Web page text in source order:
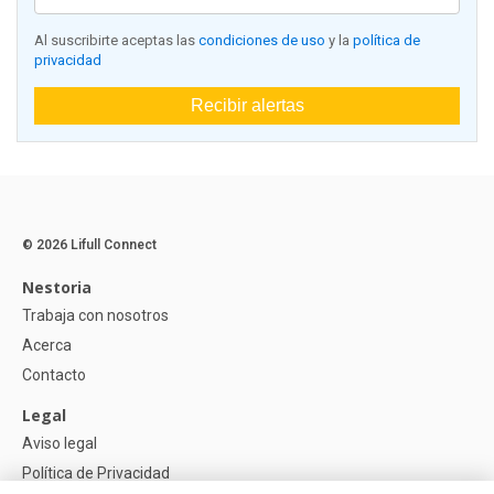
Al suscribirte aceptas las condiciones de uso y la política de
privacidad
Recibir alertas
© 2026 Lifull Connect
Nestoria
Trabaja con nosotros
Acerca
Contacto
Legal
Aviso legal
Política de Privacidad